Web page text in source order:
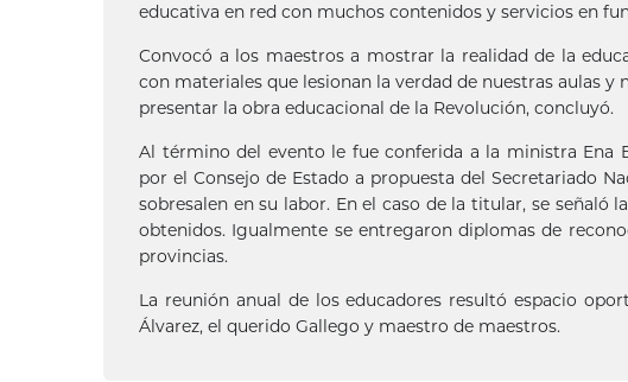
educativa en red con muchos contenidos y servicios en
Convocó a los maestros a mostrar la realidad de la
con materiales que lesionan la verdad de nuestras aulas
presentar la obra educacional de la Revolución, concluyó.
Al término del evento le fue conferida a la ministra Ena
por el Consejo de Estado a propuesta del Secretariado
sobresalen en su labor. En el caso de la titular, se
obtenidos. Igualmente se entregaron diplomas de
provincias.
La reunión anual de los educadores resultó espacio
Álvarez, el querido Gallego y maestro de maestros.